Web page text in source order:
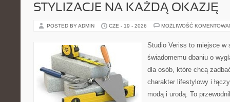
STYLIZACJE NA KAŻDĄ OKAZJĘ
POSTED BY ADMIN CZE - 19 - 2026 MOŻLIWOŚĆ
Studio Veriss to miejsce w
świadomemu dbaniu o
dla osób, które chcą
charakter lifestylowy i
modą i urodą. To